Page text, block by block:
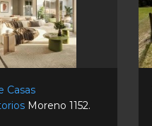
Casas
Moreno 1152.